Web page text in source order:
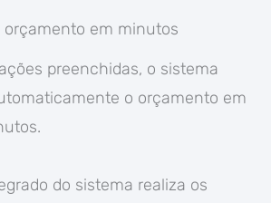
orçamento em minutos
preenchidas, o sistema
o orçamento em
do sistema realiza os